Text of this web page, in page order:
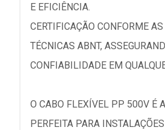
E EFICIÊNCIA.
CERTIFICAÇÃO CONFORME
TÉCNICAS ABNT,
CONFIABILIDADE EM
O CABO FLEXÍVEL PP 500V É
PERFEITA PARA